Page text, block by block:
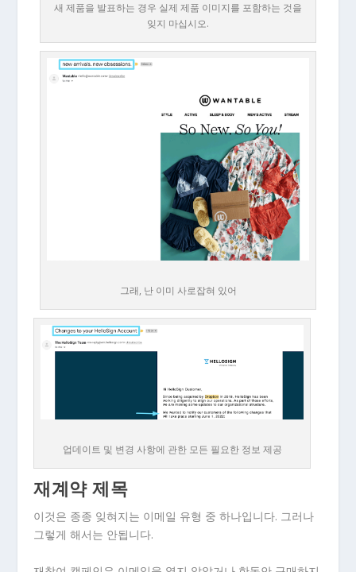
새 제품을 발표하는 경우 실제 제품 이미지를 포함하는 것을
잊지 마십시오.
그래, 난 이미 사로잡혀 있어
업데이트 및 변경 사항에 관한 모든 필요한 정보 제공
재계약 제목
이것은 종종 잊혀지는 이메일 유형 중 하나입니다. 그러나
그렇게 해서는 안됩니다.